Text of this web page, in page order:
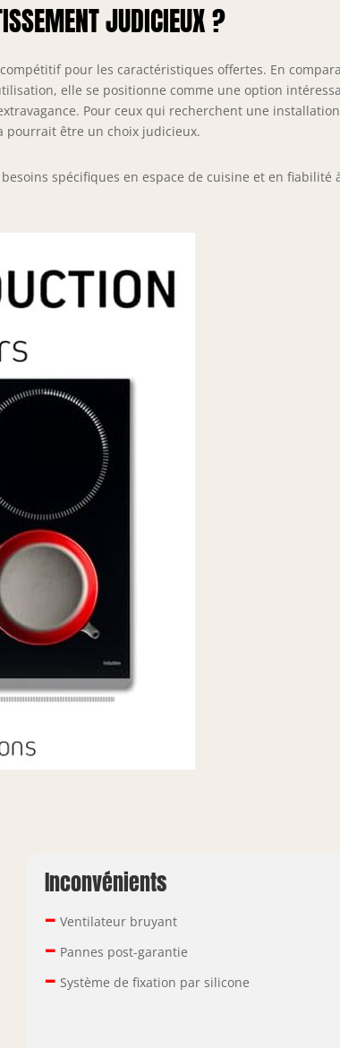
JUDICIEUX ?
pour les caractéristiques offertes. En
elle se positionne comme une option
Pour ceux qui recherchent une installation
pourrait être un choix judicieux.
spécifiques en espace de cuisine et en fiabilité
Inconvénients
– Ventilateur bruyant
– Pannes post-garantie
– Système de fixation par silicone